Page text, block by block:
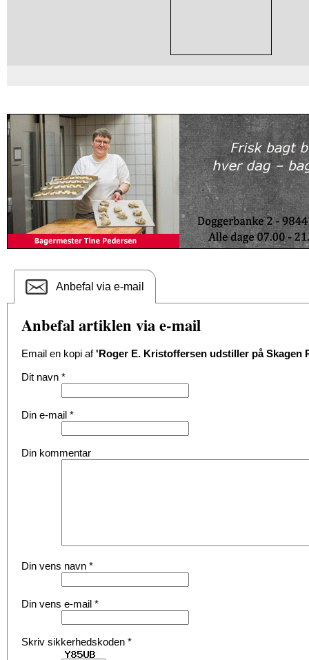
Anbefal via e-mail
Anbefal artiklen via e-mail
Email en kopi af'Roger E. Kristoffersen udstiller på Skagen
Dit navn *
Din e-mail *
Din kommentar
Din vens navn *
Din vens e-mail *
Skriv sikkerhedskoden *